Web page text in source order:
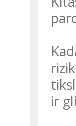
ir